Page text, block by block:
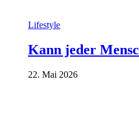
Lifestyle
Kann jeder
22. Mai 2026